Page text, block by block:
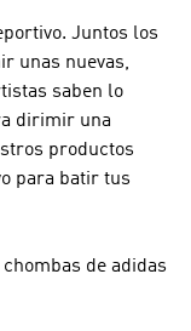
Juntos los
unas nuevas,
saben lo
dirimir una
productos
para batir tus
de adidas